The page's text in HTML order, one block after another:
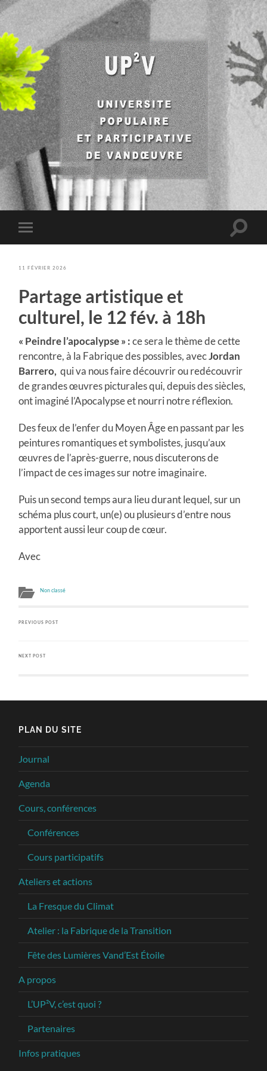
UP2V
Toggle
mobile
Toggle
11 FÉVRIER 2026
Partage artistique et
culturel, le 12 fév. à 18h
« Peindre l’apocalypse » :ce sera le thème de cette
rencontre, à la Fabrique des possibles, avecJordan
Barrero,qui va nous faire découvrir ou redécouvrir
de grandes œuvres picturales qui, depuis des siècles,
ont imaginé l’Apocalypse et nourri notre réflexion.
Des feux de l’enfer du Moyen Âge en passant par les
peintures romantiques et symbolistes, jusqu’aux
œuvres de l’après-guerre, nous discuterons de
l’impact de ces images sur notre imaginaire.
Puis un second temps aura lieu durant lequel, sur un
schéma plus court, un(e) ou plusieurs d’entre nous
apportent aussi leur coup de cœur.
Avec
Non classé
PREVIOUS POST
NEXT POST
PLAN DU SITE
Journal
Agenda
Cours, conférences
Conférences
Cours participatifs
Ateliers et actions
La Fresque du Climat
Atelier : la Fabrique de la Transition
Fête des Lumières Vand’Est Étoile
A propos
L’UP²V, c’est quoi ?
Partenaires
Infos pratiques